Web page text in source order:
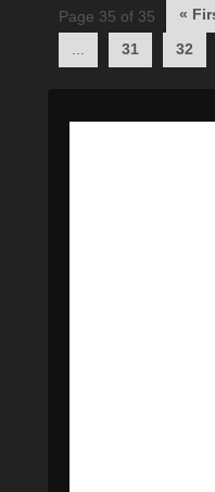
Post
navigation
Page 35 of 35 «
31 32